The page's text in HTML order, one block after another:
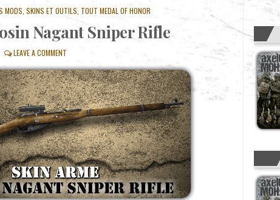
MODS, SKINS ET OUTILS TOUT MEDAL OF HONOR
Nagant Sniper Rifle
LEAVE A COMMENT